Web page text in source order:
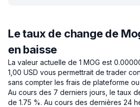
Le taux de change de
en baisse
La valeur actuelle de 1 MOG est
1,00 USD vous permettrait de trader
sans compter les frais de plateforme
Au cours des 7 derniers jours, le taux
de 1.75 %. Au cours des dernières 24